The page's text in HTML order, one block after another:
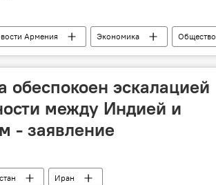
Армения Экономика Общество
эскалацией
между Индией и
- заявление
Иран